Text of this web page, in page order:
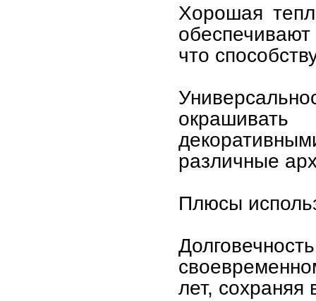
Хорошая
что
различные
Плюсы
лет, сохраняя